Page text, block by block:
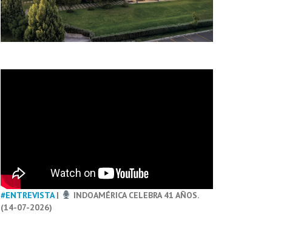
#ENTREVISTA|
INDOAMÉRICA CELEBRA 41 AÑOS.
(14-07-2026)